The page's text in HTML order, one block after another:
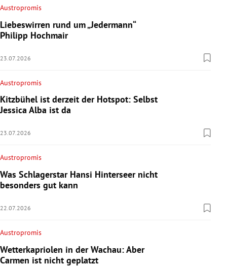
Austropromis
Liebeswirren rund um „Jedermann“
Philipp Hochmair
23.07.2026
Austropromis
Kitzbühel ist derzeit der Hotspot: Selbst
Jessica Alba ist da
23.07.2026
Austropromis
Was Schlagerstar Hansi Hinterseer nicht
besonders gut kann
22.07.2026
Austropromis
Wetterkapriolen in der Wachau: Aber
Carmen ist nicht geplatzt